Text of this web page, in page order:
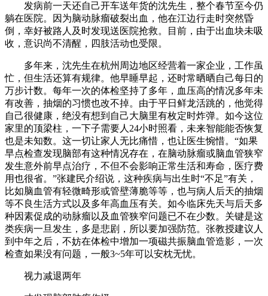
发病前一天还自己开车送年货的沈先生，整个春节至今仍
躺在医院。因为脑动脉瘤破裂出血，他在江边行走时突然昏
倒，幸好被路人及时发现送医院抢救。目前，由于出血块未吸
收，意识尚不清醒，四肢活动也受限。
多年来，沈先生在杭州周边地区经营着一家企业，工作虽
忙，但生活还算有规律。他早睡早起，还时常晒晒自己每日的
万步计数。每年一次的体检坚持了多年，血压高的情况多年未
有改善，抽烟的习惯也改不掉。由于平日鲜龙活跳的，他觉得
自己很健康，绝没有想到自己大脑里有枚定时炸弹。如今这位
家里的顶梁柱，一下子需要人24小时照看，未来智能能否恢复
也是未知数。这一切让家人无比痛惜，也让医生惋惜。“如果
早点检查发现脑部有这种情况存在，在脑动脉瘤或脑血管狭窄
发生意外前早点治疗，不但不会影响正常生活和寿命，医疗费
用也很省。”张建民介绍说，这种疾病与出生时“不足”有关，
比如脑血管有轻微畸形或管壁薄脆等等，也与病人后天的抽烟
等不良生活方式以及多年高血压有关。如今临床先天与后天多
种因素促成的动脉瘤以及血管狭窄问题已不在少数。关键是这
类疾病一旦发生，多是悲剧，所以要加强防范。张教授建议人
到中年之后，不妨在体检中增加一项磁共振脑血管造影，一次
检查如果没有问题，一般3~5年可以安枕无忧。
视力减退两年